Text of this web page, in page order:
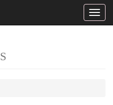
Toggle